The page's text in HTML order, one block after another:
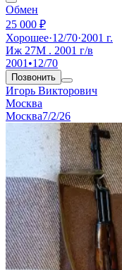
Обмен
25 000 ₽
Хорошее·12/70·2001 г.
Иж 27М . 2001 г/в
2001•12/70
Позвонить
Игорь Викторович
Москва
Москва7/2/26